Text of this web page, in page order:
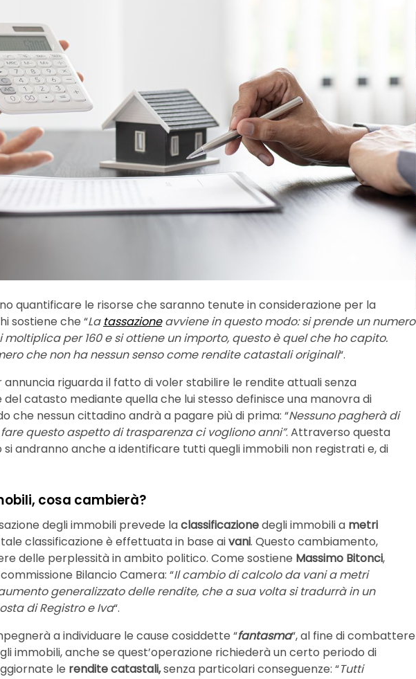
quantificare le risorse che saranno tenute in considerazione per la
sostiene che “La tassazioneavviene in questo modo: si prende un numero
moltiplica per 160 e si ottiene un importo, questo è quel che ho capito.
che non ha nessun senso come rendite catastali originali“.
riguarda il fatto di voler stabilire le rendite attuali senza
catasto mediante quella che lui stesso definisce una manovra di
che nessun cittadino andrà a pagare più di prima: “Nessuno pagherà di
fare questo aspetto di trasparenza ci vogliono anni”. Attraverso questa
andranno anche a identificare tutti quegli immobili non registrati e, di
cosa cambierà?
degli immobili prevede laclassificazionedegli immobili a metri
classificazione è effettuata in base aivani. Questo cambiamento,
delle perplessità in ambito politico. Come sostiene Massimo Bitonci,
Bilancio Camera: “Il cambio di calcolo da vani a metri
generalizzato delle rendite, che a sua volta si tradurrà in un
di Registro e Iva“.
a individuare le cause cosiddette “fantasma“, al fine di combattere
immobili, anche se quest’operazione richiederà un certo periodo di
le rendite catastali,senza particolari conseguenze: “Tutti